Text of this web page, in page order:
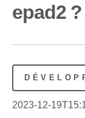
epad2 ?
2023-12-